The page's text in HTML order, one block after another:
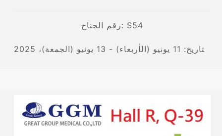
رقم الجناح: S54
التاريخ: 11 يونيو (الأربعاء) - 13 يونيو (الجمعة)، 2025